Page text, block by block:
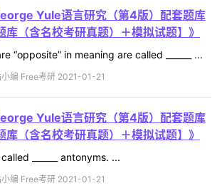
Yule语言研究（第4版）配套题库
库（含名校考研真题）＋模拟试题】》
“opposite” in meaning are called ______ ...
编 Free考研 2021-01-21
Yule语言研究（第4版）配套题库
库（含名校考研真题）＋模拟试题】》
______ antonyms. ...
编 Free考研 2021-01-21